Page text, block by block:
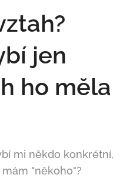
jen
ho měla
mi někdo konkrétní,
"někoho"?